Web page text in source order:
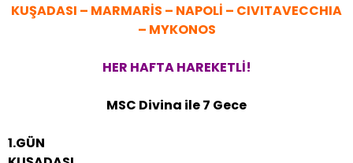
KUŞADASI – MARMARİS – NAPOLİ – CIVITAVECCHIA
– MYKONOS
HER HAFTA HAREKETLİ!
MSC Divina ile 7 Gece
1.GÜN